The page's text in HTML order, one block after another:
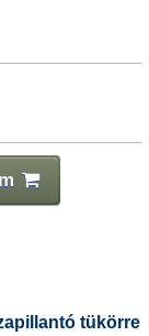
tükörre